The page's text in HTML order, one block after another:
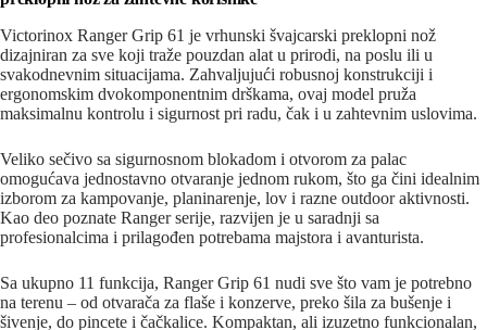
Victorinox Ranger Grip 61 je vrhunski švajcarski preklopni nož
dizajniran za sve koji traže pouzdan alat u prirodi, na poslu ili u
svakodnevnim situacijama. Zahvaljujući robusnoj konstrukciji i
ergonomskim dvokomponentnim drškama, ovaj model pruža
maksimalnu kontrolu i sigurnost pri radu, čak i u zahtevnim uslovima.
Veliko sečivo sa sigurnosnom blokadom i otvorom za palac
omogućava jednostavno otvaranje jednom rukom, što ga čini idealnim
izborom za kampovanje, planinarenje, lov i razne outdoor aktivnosti.
Kao deo poznate Ranger serije, razvijen je u saradnji sa
profesionalcima i prilagođen potrebama majstora i avanturista.
Sa ukupno 11 funkcija, Ranger Grip 61 nudi sve što vam je potrebno
na terenu – od otvarača za flaše i konzerve, preko šila za bušenje i
šivenje, do pincete i čačkalice. Kompaktan, ali izuzetno funkcionalan,